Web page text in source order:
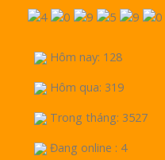
Hôm nay: 128
Hôm qua: 319
Trong tháng: 3527
Đang online : 4